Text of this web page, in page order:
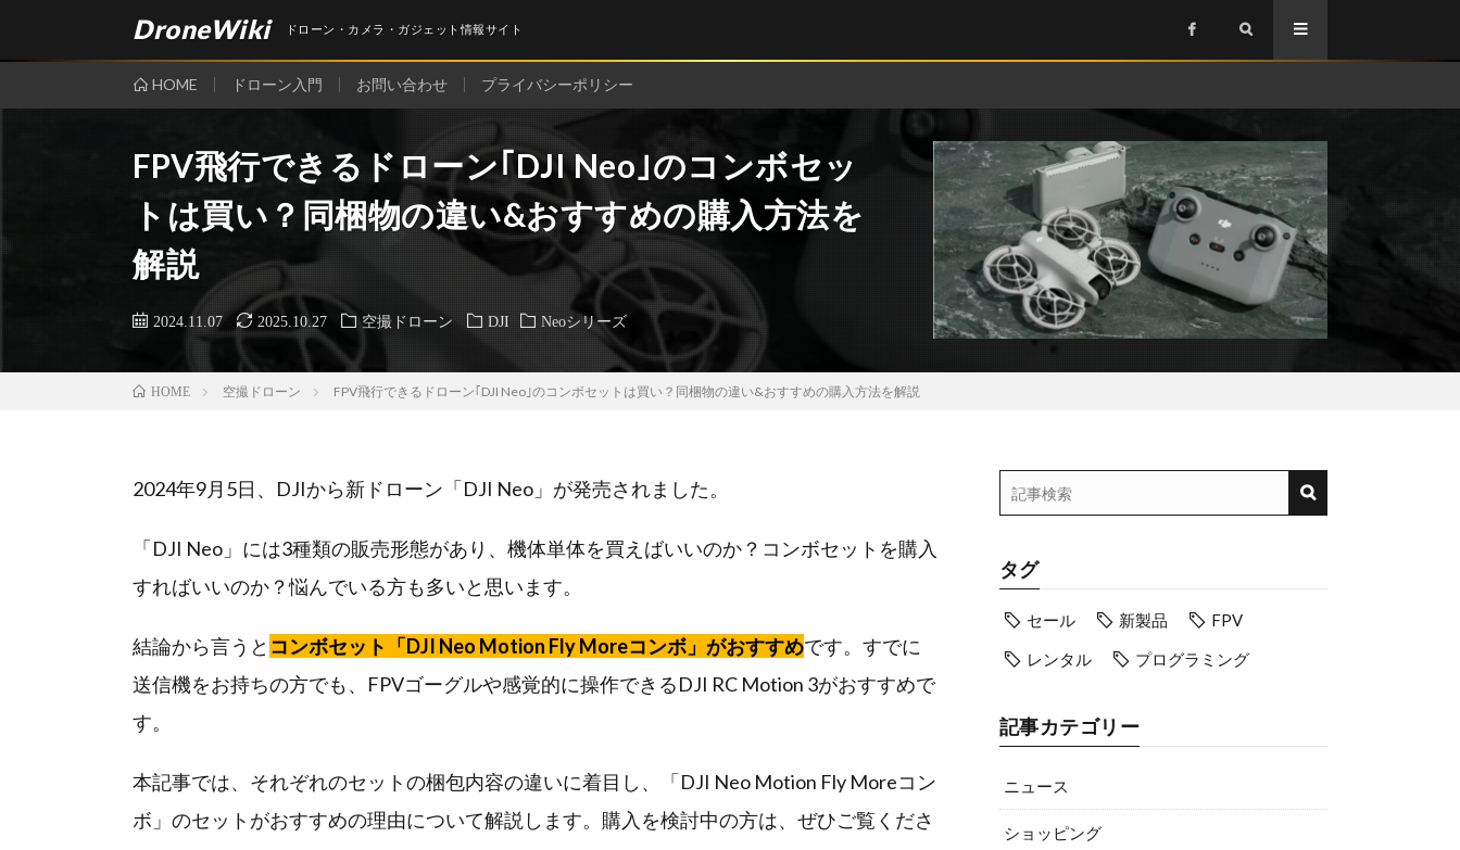
DroneWiki ドローン・カメラ・ガジェット情報サイト
HOME ドローン入門 お問い合わせ プライバシーポリシー
FPV飛行できるドローン｢DJI Neo｣のコンボセッ
トは買い？同梱物の違い&おすすめの購入方法を
解説
2024.11.07 2025.10.27 空撮ドローン DJI Neoシリーズ
HOME 空撮ドローン FPV飛行できるドローン｢DJI Neo｣のコンボセットは買い？同梱物の違い&おすすめの購入方法を解説
2024年9月5日、DJIから新ドローン「DJI Neo」が発売されました。
「DJI Neo」には3種類の販売形態があり、機体単体を買えばいいのか？コンボセットを購入
すればいいのか？悩んでいる方も多いと思います。
結論から言うと コンボセット「DJI Neo Motion Fly Moreコンボ」がおすすめです。すでに
送信機をお持ちの方でも、FPVゴーグルや感覚的に操作できるDJI RC Motion 3がおすすめで
す。
本記事では、それぞれのセットの梱包内容の違いに着目し、「DJI Neo Motion Fly Moreコン
ボ」のセットがおすすめの理由について解説します。購入を検討中の方は、ぜひご覧くださ
タグ
セール 新製品
FPV
レンタル
プログラミング
記事カテゴリー
ニュース
ショッピング